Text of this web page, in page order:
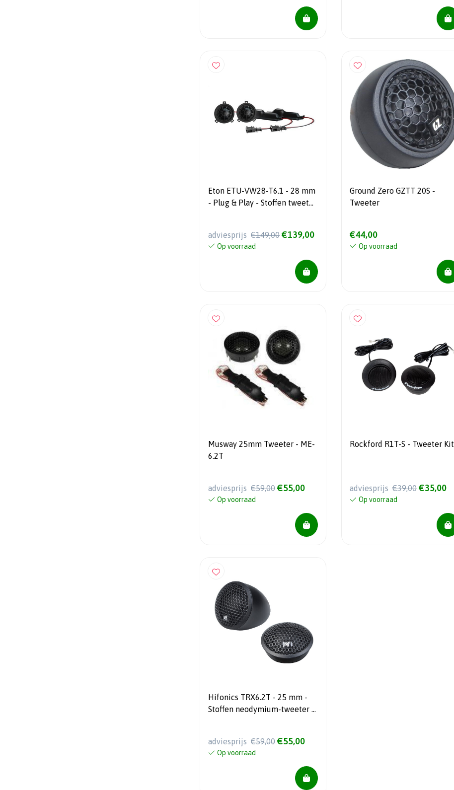
Eton ETU-VW28-T6.1 - 28 mm
- Plug & Play - Stoffen tweeter
adviesprijs €149,00 €139,00
Op voorraad
Ground Zero GZTT 20S -
Tweeter
€44,00
Op voorraad
Musway 25mm Tweeter - ME-
6.2T
adviesprijs €59,00 €55,00
Op voorraad
Rockford R1T-S - Tweeter Kit
adviesprijs €39,00 €35,00
Op voorraad
Hifonics TRX6.2T - 25 mm -
Stoffen neodymium-tweeter -
adviesprijs €59,00 €55,00
Op voorraad